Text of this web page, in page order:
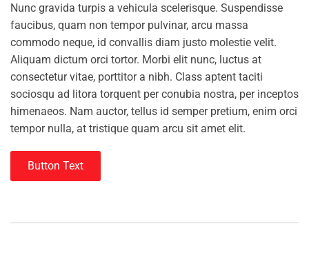
Nunc gravida turpis a vehicula scelerisque. Suspendisse
faucibus, quam non tempor pulvinar, arcu massa
commodo neque, id convallis diam justo molestie velit.
Aliquam dictum orci tortor. Morbi elit nunc, luctus at
consectetur vitae, porttitor a nibh. Class aptent taciti
sociosqu ad litora torquent per conubia nostra, per inceptos
himenaeos. Nam auctor, tellus id semper pretium, enim orci
tempor nulla, at tristique quam arcu sit amet elit.
Button Text